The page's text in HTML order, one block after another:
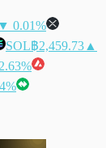
▼ 0.01%
SOL฿2,459.73 ▲